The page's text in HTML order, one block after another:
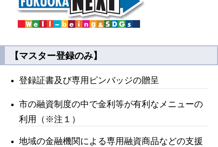
【マスター登録のみ】
登録証書及び専用ピンバッジの贈呈
市の融資制度の中で金利等が有利なメニューの
利用（※注１）
地域の金融機関による専用融資商品などの支援